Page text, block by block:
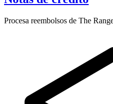
Procesa reembolsos de The